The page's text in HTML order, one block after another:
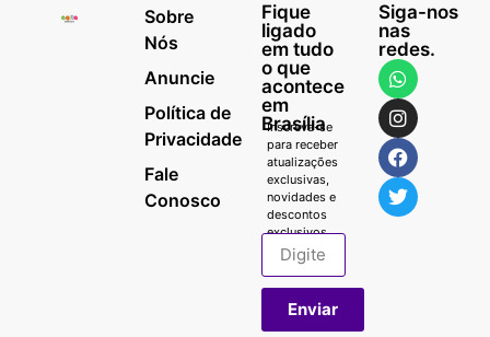
Sobre
Nós
Anuncie
Política de
Privacidade
Fale
Conosco
Fique
ligado
em tudo
o que
acontece
em
Brasília
Inscreva-se
para receber
atualizações
exclusivas,
novidades e
descontos
exclusivos.
Enviar
Siga-nos
nas
redes.